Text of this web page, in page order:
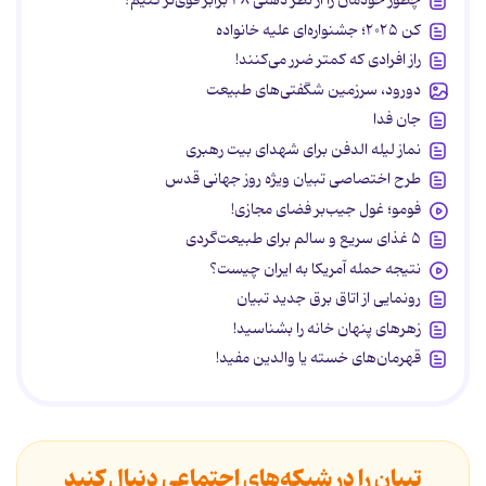
کن ۲۰۲۵؛ جشنواره‌ای علیه خانواده
راز افرادی که کمتر ضرر می‌کنند!
دورود، سرزمین شگفتی‌های طبیعت
جان فدا
نماز لیله الدفن برای شهدای بیت رهبری
طرح اختصاصی تبیان ویژه روز جهانی قدس
فومو؛ غول جیب‌بر فضای مجازی!
۵ غذای سریع و سالم برای طبیعت‌گردی
نتیجه حمله آمریکا به ایران چیست؟
رونمایی از اتاق برق جدید تبیان
زهرهای پنهان خانه را بشناسید!
قهرمان‌های خسته یا والدین مفید!